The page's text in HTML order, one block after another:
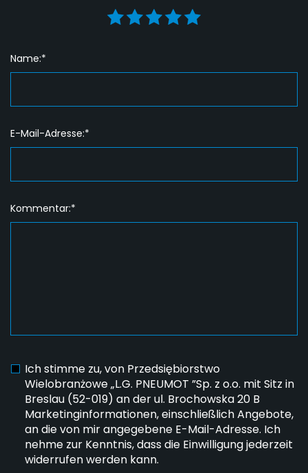
Name:*
E-Mail-Adresse:*
Kommentar:*
Ich stimme zu, von Przedsiębiorstwo
Wielobranżowe „L.G. PNEUMOT ”Sp. z o.o. mit Sitz in
Breslau (52-019) an der ul. Brochowska 20 B
Marketinginformationen, einschließlich Angebote,
an die von mir angegebene E-Mail-Adresse. Ich
nehme zur Kenntnis, dass die Einwilligung jederzeit
widerrufen werden kann.